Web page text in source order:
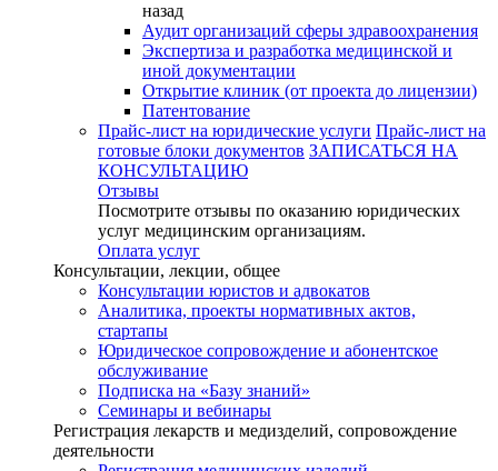
назад
Аудит организаций сферы здравоохранения
Экспертиза и разработка медицинской и
иной документации
Открытие клиник (от проекта до лицензии)
Патентование
Прайс-лист на юридические услуги Прайс-лист на
готовые блоки документов ЗАПИСАТЬСЯ НА
КОНСУЛЬТАЦИЮ
Отзывы
Посмотрите отзывы по оказанию юридических
услуг медицинским организациям.
Оплата услуг
Консультации, лекции, общее
Консультации юристов и адвокатов
Аналитика, проекты нормативных актов,
стартапы
Юридическое сопровождение и абонентское
обслуживание
Подписка на «Базу знаний»
Семинары и вебинары
Регистрация лекарств и медизделий, сопровождение
деятельности